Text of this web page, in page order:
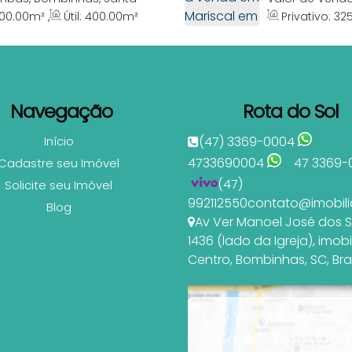
.00m² , Útil: 400.00m²
000, Mariscal,
Privativo: 325
Navegação
Início
seu Imóvel
Solicite seu Imóvel
Blog
Rota do Sol
(47) 3369-0004
4733690004
47
(47)
992112550
Av Ver Manoel José dos
1436 (lado da Igreja),
Centro, Bombinhas, SC,
Av Ver Manoel José
Santos, 1436 (lado